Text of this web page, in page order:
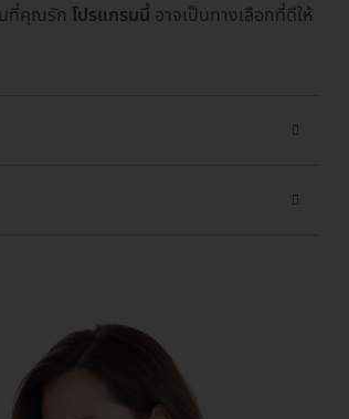
นที่คุณรัก โปรแกรมนี้ อาจเป็นทางเลือกที่ดีให้